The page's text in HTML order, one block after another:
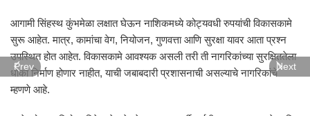
आगामी सिंहस्थ कुंभमेळा लक्षात घेऊन नाशिकमध्ये कोट्यवधी रुपयांची विकासकामे
सुरू आहेत. मात्र, कामांचा वेग, नियोजन, गुणवत्ता आणि सुरक्षा यावर आता प्रश्न
उपस्थित होत आहेत. विकासकामे आवश्यक असली तरी ती नागरिकांच्या सुरक्षिततेला
धोका निर्माण होणार नाहीत, याची जबाबदारी प्रशासनाची असल्याचे नागरिकांचे
म्हणणे आहे.
Prev Next